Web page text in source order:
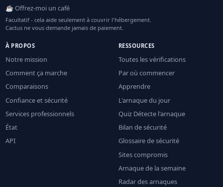
☕ Offrez-moi un café
Facultatif - cela aide seulement à couvrir l'hébergement.
Cactus ne vous demande jamais de paiement.
À PROPOS
Notre mission
Comment ça marche
Comparaisons
Confiance et sécurité
Services professionnels
État
API
RESSOURCES
Toutes les vérifications
Par où commencer
Apprendre
L'arnaque du jour
Quiz Détecte l'arnaque
Bilan de sécurité
Glossaire de sécurité
Sites compromis
Arnaque de la semaine
Radar des arnaques